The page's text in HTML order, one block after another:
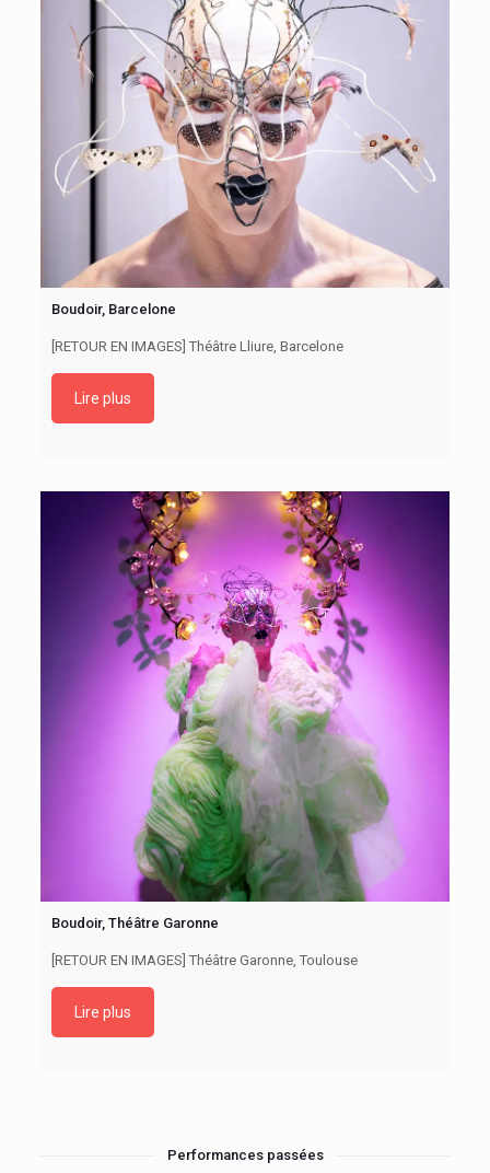
Boudoir, Barcelone
[RETOUR EN IMAGES] Théâtre Lliure, Barcelone
Lire plus
Boudoir, Théâtre Garonne
[RETOUR EN IMAGES] Théâtre Garonne, Toulouse
Lire plus
Performances passées